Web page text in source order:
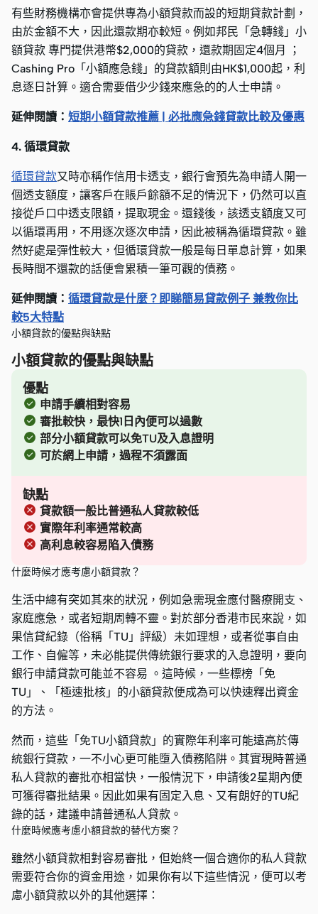
有些財務機構亦會提供專為小額貸款而設的短期貸款計劃，
由於金額不大，因此還款期亦較短。例如邦民「急轉錢」小
額貸款 專門提供港幣$2,000的貸款，還款期固定4個月 ；
Cashing Pro「小額應急錢」的貸款額則由HK$1,000起，利
息逐日計算。適合需要借少少錢來應急的的人士申請。
延伸閱讀： 短期小額貸款推薦 | 必批應急錢貸款比較及優惠
4. 循環貸款
循環貸款又時亦稱作信用卡透支，銀行會預先為申請人開一
個透支額度，讓客戶在賬戶餘額不足的情況下，仍然可以直
接從戶口中透支限額，提取現金。還錢後，該透支額度又可
以循環再用，不用逐次逐次申請，因此被稱為循環貸款。雖
然好處是彈性較大，但循環貸款一般是每日單息計算，如果
長時間不還款的話便會累積一筆可觀的債務。
延伸閱讀： 循環貸款是什麼？即睇簡易貸款例子 兼教你比
較5大特點
小額貸款的優點與缺點
小額貸款的優點與缺點
優點
申請手續相對容易
審批較快，最快1日內便可以過數
部分小額貸款可以免TU及入息證明
可於網上申請，過程不須露面
缺點
貸款額一般比普通私人貸款較低
實際年利率通常較高
高利息較容易陷入債務
什麼時候才應考慮小額貸款？
生活中總有突如其來的狀況，例如急需現金應付醫療開支、
家庭應急，或者短期周轉不靈。對於部分香港市民來說，如
果信貸紀錄（俗稱「TU」評級）未如理想，或者從事自由
工作、自僱等，未必能提供傳統銀行要求的入息證明，要向
銀行申請貸款可能並不容易 。這時候，一些標榜「免
TU」、「極速批核」的小額貸款便成為可以快速釋出資金
的方法。
然而，這些「免TU小額貸款」的實際年利率可能遠高於傳
統銀行貸款，一不小心更可能墮入債務陷阱。其實現時普通
私人貸款的審批亦相當快，一般情況下，申請後2星期內便
可獲得審批結果。因此如果有固定入息、又有朗好的TU紀
錄的話，建議申請普通私人貸款。
什麼時候應考慮小額貸款的替代方案？
雖然小額貸款相對容易審批，但始終一個合適你的私人貸款
需要符合你的資金用途，如果你有以下這些情況，便可以考
慮小額貸款以外的其他選擇：